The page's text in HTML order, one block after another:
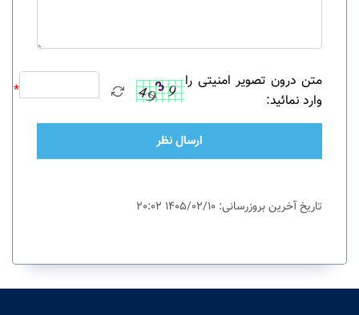
متن درون تصویر امنیتی را
وارد نمائید:
*
ارسال نظر
تاریخ آخرین بروزرسانی: 1405/02/10 20:02